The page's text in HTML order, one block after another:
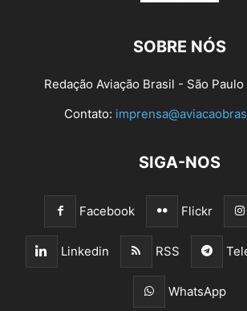
SOBRE NÓS
Redação Aviação Brasil - São
Contato:
SIGA-NOS
Facebook Flickr
Linkedin RSS
WhatsApp